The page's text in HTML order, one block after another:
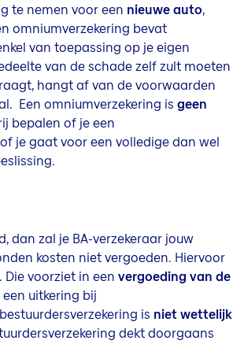
te nemen voor een nieuwe auto,
omniumverzekering bevat
van toepassing op je eigen
van de schade zelf zult moeten
hangt af van de voorwaarden
Een omniumverzekering is geen
bepalen of je een
je gaat voor een volledige dan wel
dan zal je BA-verzekeraar jouw
kosten niet vergoeden. Hiervoor
Die voorziet in een vergoeding van de
uitkering bij
is niet wettelijk
dekt doorgaans